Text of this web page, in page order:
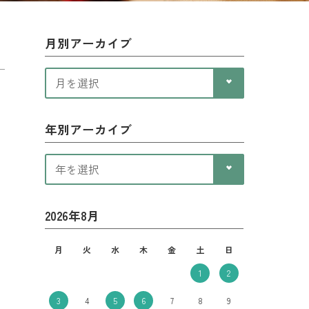
月別アーカイブ
年別アーカイブ
2026年8月
月 火 水 木 金 土
日
1
2
3 4 5 6 7 8 9